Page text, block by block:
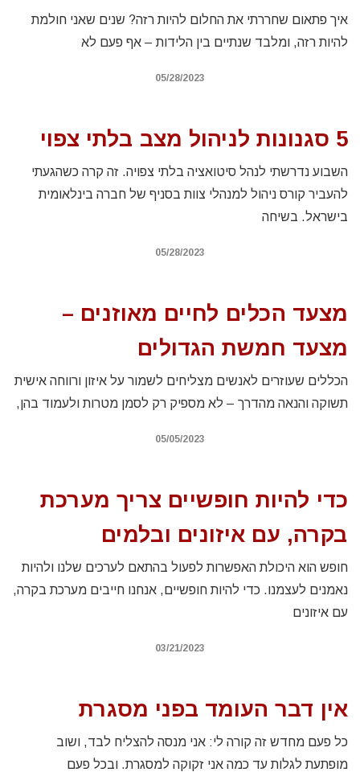
איך פתאום שחררתי את החלום להיות רזה? שנים שאני חולמת
להיות רזה, ומלבד שנתיים בין הלידות – אף פעם לא
05/28/2023
5 סגנונות לניהול מצב בלתי צפוי
השבוע נדרשתי לנהל סיטואציה בלתי צפויה. זה קרה כשהגעתי
להעביר קורס ניהול למנהלי צוות בסניף של חברה בינלאומית
בישראל. בשיחה
05/28/2023
מצעד הכלים לחיים מאוזנים –
מצעד חמשת הגדולים
הכללים שעוזרים לאנשים מצליחים לשמור על איזון ורווחה אישית
תשוקה והנאה מהדרך – לא מספיק רק לסמן מטרות ולעמוד בהן,
05/05/2023
כדי להיות חופשיים צריך מערכת
בקרה, עם איזונים ובלמים
חופש הוא היכולת האפשרות לפעול בהתאם לערכים שלנו ולהיות
נאמנים לעצמנו. כדי להיות חופשיים, אנחנו חייבים מערכת בקרה,
עם איזונים
03/21/2023
אין דבר העומד בפני מסגרת
כל פעם מחדש זה קורה לי: אני מנסה להצליח לבד, ושוב
מופתעת לגלות עד כמה אני זקוקה למסגרת. ובכל פעם